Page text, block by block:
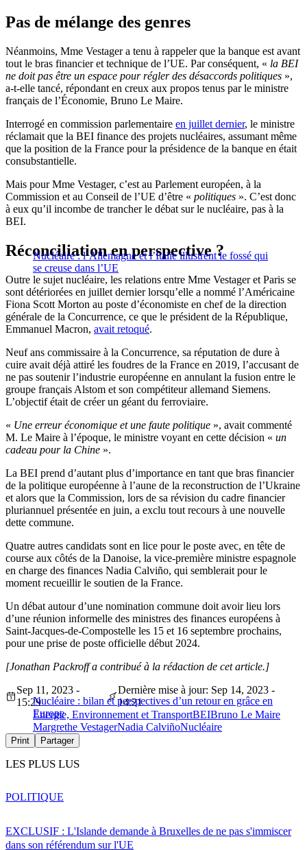
Pas de mélange des genres
Néanmoins, Mme Vestager a tenu à rappeler que la banque est avant
tout le bras financier et technique de l’UE. Par conséquent, « la BEI
ne doit pas être un espace pour régler des désaccords politiques »,
a-t-elle tancé, répondant en creux aux propos tenus par le ministre
français de l’Économie, Bruno Le Maire.
Interrogé en commission parlementaire en juillet dernier, le ministre
réclamait que la BEI finance des projets nucléaires, assumant même
que la position de la France pour la présidence de la banque en était
consubstantielle.
Mais pour Mme Vestager, c’est au Parlement européen, à la
Commission et au Conseil de l’UE d’être « politiques ». C’est donc
à eux qu’il incombe de trancher le débat sur le nucléaire, pas à la
BEI.
Nucléaire : l’Allemagne et l’Italie illustrent le fossé qui
se creuse dans l’UE
Réconciliation en perspective ?
Outre le sujet nucléaire, les relations entre Mme Vestager et Paris se
sont détériorées en juillet dernier lorsqu’elle a nommé l’Américaine
Fiona Scott Morton au poste d’économiste en chef de la direction
générale de la Concurrence, ce que le président de la République,
Emmanuel Macron, avait retoqué.
Neuf ans commissaire à la Concurrence, sa réputation de dure à
cuire avait déjà attiré les foudres de la France en 2019, l’accusant de
ne pas soutenir l’industrie européenne en annulant la fusion entre le
groupe français Alstom et son compétiteur allemand Siemens.
L’objectif était de créer un géant du ferroviaire.
« Une erreur économique et une faute politique », avait commenté
M. Le Maire à l’époque, le ministre voyant en cette décision « un
cadeau pour la Chine ».
La BEI prend d’autant plus d’importance en tant que bras financier
de la politique européenne à l’aune de la reconstruction de l’Ukraine
et alors que la Commission, lors de sa révision du cadre financier
pluriannuel présentée en juin, a exclu tout recours à une nouvelle
dette commune.
Quatre autres candidats sont en lice pour le poste avec, en tête de
course aux côtés de la Danoise, la vice-première ministre espagnole
en charge des finances Nadia Calviño, qui semblerait pour le
moment recueillir le soutien de la France.
Un débat autour d’une nomination commune doit avoir lieu lors
d’une réunion informelle des ministres des finances européens à
Saint-Jacques-de-Compostelle les 15 et 16 septembre prochains,
pour une prise de poste officielle début 2024.
[Jonathan Packroff a contribué à la rédaction de cet article.]
Nucléaire : bilan et perspectives d’un retour en grâce en
Europe
Sep 11, 2023 -
15:29
Dernière mise à jour: Sep 14, 2023 -
14:21
Energie, Environnement et TransportBEIBruno Le Maire
Margrethe VestagerNadia CalviñoNucléaire
Print Partager
LES PLUS LUS
EXCLUSIF : L'Islande demande à Bruxelles de ne pas s'immiscer
dans son référendum sur l'UE
POLITIQUE